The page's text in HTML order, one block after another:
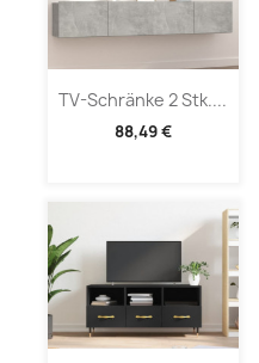
TV-Schränke 2 Stk....
88,49 €